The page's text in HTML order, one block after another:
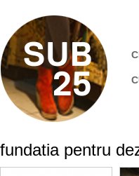
fundatia pentru